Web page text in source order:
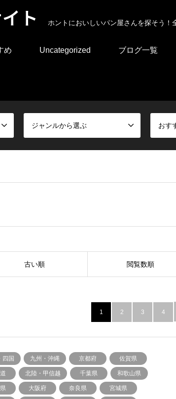
ト ホントにおいしいパン屋さんを探そう
め Uncategorized ブログ一覧
ジャンルから選ぶ おす
古い順 閲覧数順
1 2 3 4
四国 九州・沖縄 京都府 佐賀県
北陸・甲信越 千葉県 和歌山県
大阪府 奈良県 宮城県